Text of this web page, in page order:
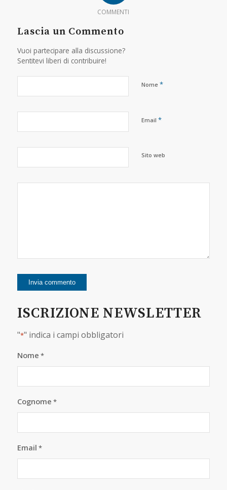
COMMENTI
Lascia un Commento
Vuoi partecipare alla discussione?
Sentitevi liberi di contribuire!
Nome *
Email *
Sito web
ISCRIZIONE NEWSLETTER
"*" indica i campi obbligatori
Nome *
Cognome *
Email *